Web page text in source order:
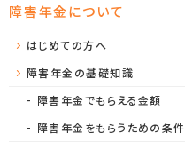
障害年金について
はじめての方へ
障害年金の基礎知識
障害年金でもらえる金額
障害年金をもらうための条件